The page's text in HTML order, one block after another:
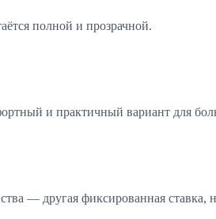
полной и прозрачной.
и практичный вариант для
— другая фиксированная ставка,